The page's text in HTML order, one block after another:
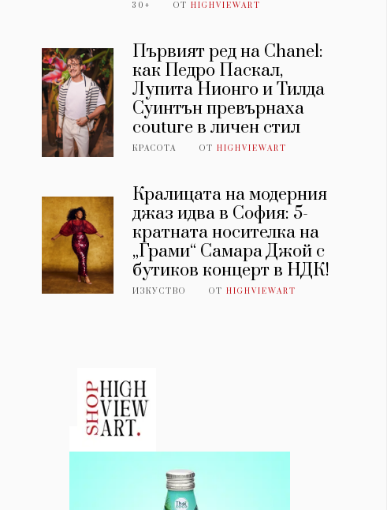
30+ ОТHIGHVIEWART
Първият ред на Chanel:
как Педро Паскал,
Лупита Нионго и Тилда
Суинтън превърнаха
couture в личен стил
КРАСОТА ОТHIGHVIEWART
Кралицата на модерния
джаз идва в София: 5-
кратната носителка на
„Грами“ Самара Джой с
бутиков концерт в НДК!
ИЗКУСТВО ОТHIGHVIEWART